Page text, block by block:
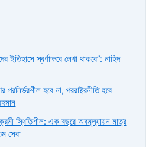
স্বর্ণাক্ষরে লেখা থাকবে”: নাহিদ
হবে না, পররাষ্ট্রনীতি হবে
স্থিতিশীল: এক বছরে অবমূল্যায়ন মাত্র
সেরা